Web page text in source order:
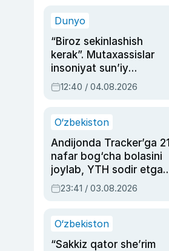
Dunyo
“Biroz sekinlashish
kerak”. Mutaxassislar
insoniyat sun’iy
intellektni boshqara
olmay qolishidan xavotir
12:40 / 04.08.2026
O‘zbekiston
Andijonda Tracker’ga 21
nafar bog‘cha bolasini
joylab, YTH sodir etgan
ayolga sud hukmi o‘qildi
23:41 / 03.08.2026
O‘zbekiston
“Sakkiz qator she’rim